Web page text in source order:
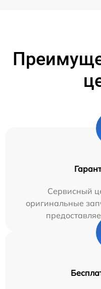
Сервисный
оригинальные